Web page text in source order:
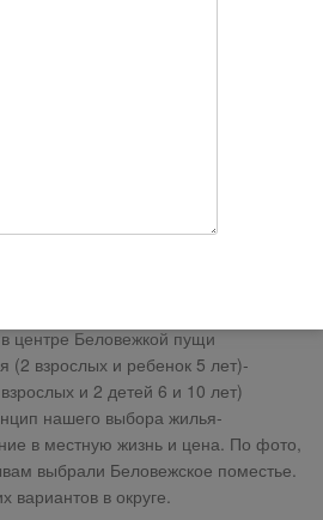
к городу).л
центре Беловежкой пущи
(2 взрослых и ребенок 5 лет)-
и 2 детей 6 и 10 лет)
нашего выбора жилья-
в местную жизнь и цена. По фото,
выбрали Беловежское поместье.
вариантов в округе.